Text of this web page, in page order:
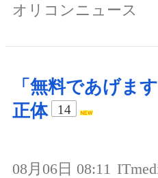
オリコンニュース
「無料であげま
正体
14
08月06日 08:11